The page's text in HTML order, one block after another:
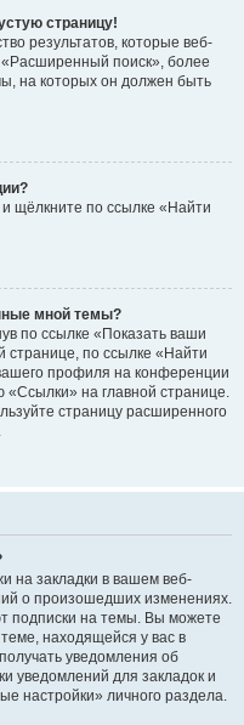
страницу!
результатов, которые веб-
«Расширенный поиск», более
на которых он должен быть
щёлкните по ссылке «Найти
мной темы?
по ссылке «Показать ваши
странице, по ссылке «Найти
профиля на конференции
на главной странице.
страницу расширенного
на закладки в вашем веб-
о произошедших изменениях.
подписки на темы. Вы можете
находящейся у вас в
уведомления об
уведомлений для закладок и
настройки» личного раздела.